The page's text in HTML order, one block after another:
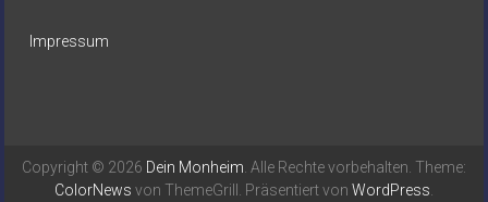
Impressum
Copyright © 2026 Dein Monheim. Alle Rechte vorbehalten. Theme:
ColorNews von ThemeGrill. Präsentiert von WordPress.